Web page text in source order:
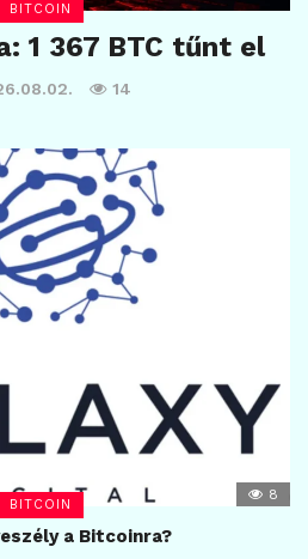
BITCOIN
1 367 BTC tűnt el
14
BITCOIN
8
a Bitcoinra?